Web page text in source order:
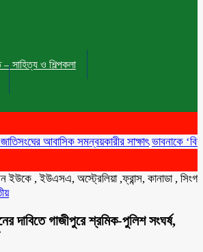
সাহিত্য ও শিল্পকলা
আবাসিক সমন্বয়কারীর সাক্ষাৎ ভাবনাকে ‘বিরল
, ইউএসএ, অস্ট্রেলিয়া ,ফ্রান্স, কানাডা , সিংগাপুর ,
দাবিতে গাজীপুরে শ্রমিক-পুলিশ সংঘর্ষ,